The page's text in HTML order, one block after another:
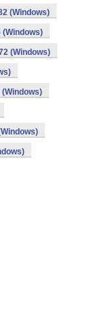
(Windows)
(Windows)
(Windows)
(Windows)